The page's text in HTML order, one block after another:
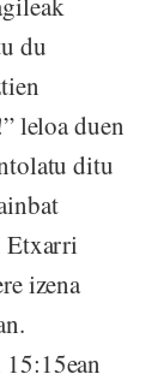
du
leloa duen
ditu
Etxarri
izena